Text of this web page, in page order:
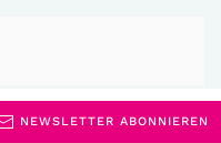
NEWSLETTER ABONNIEREN